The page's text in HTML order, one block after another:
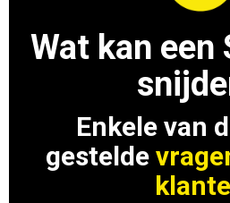
Wat kan
Enkele van
gestelde